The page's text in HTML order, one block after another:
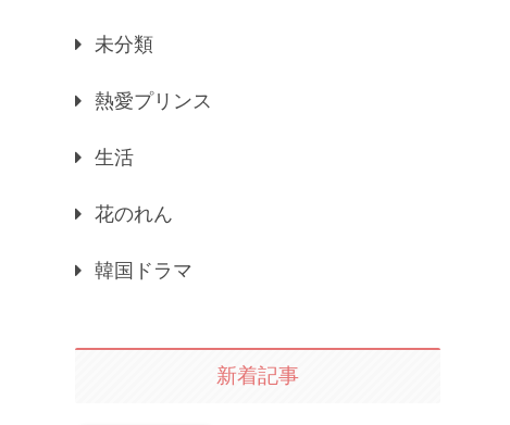
未分類
熱愛プリンス
生活
花のれん
韓国ドラマ
新着記事